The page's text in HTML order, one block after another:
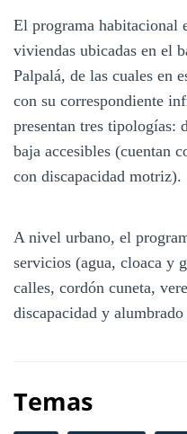
El programa habitacional
viviendas ubicadas en el
Palpalá, de las cuales en
con su correspondiente
presentan tres tipologías:
baja accesibles (cuentan
con discapacidad motriz).
A nivel urbano, el
servicios (agua, cloaca y
calles, cordón cuneta,
discapacidad y
Temas